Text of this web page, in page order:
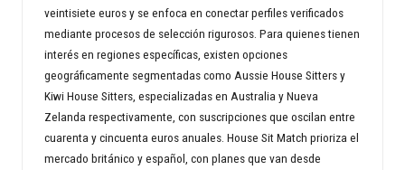
veintisiete euros y se enfoca en conectar perfiles verificados
mediante procesos de selección rigurosos. Para quienes tienen
interés en regiones específicas, existen opciones
geográficamente segmentadas como Aussie House Sitters y
Kiwi House Sitters, especializadas en Australia y Nueva
Zelanda respectivamente, con suscripciones que oscilan entre
cuarenta y cincuenta euros anuales. House Sit Match prioriza el
mercado británico y español, con planes que van desde